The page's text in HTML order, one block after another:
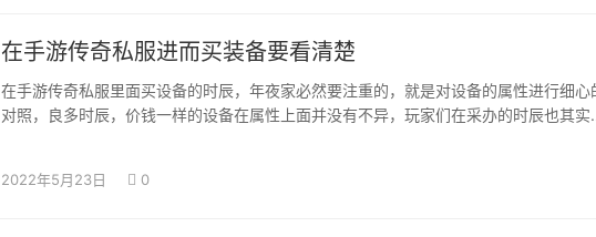
在手游传奇私服进而买装备要看清楚
在手游传奇私服里面买设备的时辰，年夜家必然要注重的，就是对设备的属性进行细心
对照，良多时辰，价钱一样的设备在属性上面并没有不异，玩家们在采办的时辰也其实
2022年5月23日 0